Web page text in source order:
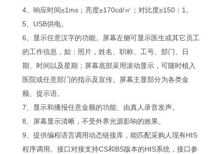
4、响应时间≤1ms；亮度≥170cd/㎡；对比度≥150：1。
5、USB供电。
6、显示任意汉字的功能。屏幕左侧可显示医生或其它员工
的工作信息，如：照片，姓名、职称、工号、部门、日
期、时间以及星期；屏幕底部采用滚动显示，可随时植入
医院或任意部门的指示及宣传。屏幕主显部分为各类金
额、提示语。
7、显示和播报任意金额的功能、由真人录音发声。
8、屏幕显示清晰，不受外界光源影响的效果。
9、提供编程语言调用动态链接库，能匹配采购人现有HIS
程序调用。接口对接支持CS和BS版本的HIS系统，接口参